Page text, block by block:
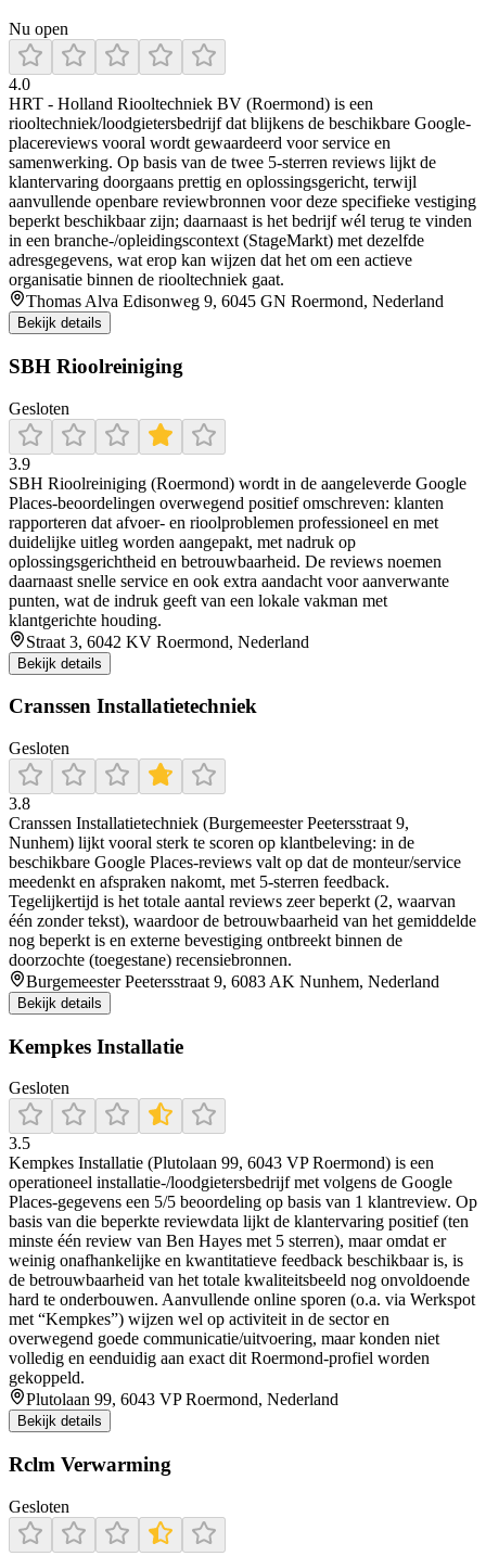
Nu open
4.0
HRT - Holland Riooltechniek BV (Roermond) is een
riooltechniek/loodgietersbedrijf dat blijkens de beschikbare Google-
placereviews vooral wordt gewaardeerd voor service en
samenwerking. Op basis van de twee 5-sterren reviews lijkt de
klantervaring doorgaans prettig en oplossingsgericht, terwijl
aanvullende openbare reviewbronnen voor deze specifieke vestiging
beperkt beschikbaar zijn; daarnaast is het bedrijf wél terug te vinden
in een branche-/opleidingscontext (StageMarkt) met dezelfde
adresgegevens, wat erop kan wijzen dat het om een actieve
organisatie binnen de riooltechniek gaat.
Thomas Alva Edisonweg 9, 6045 GN Roermond, Nederland
Bekijk details
SBH Rioolreiniging
Gesloten
3.9
SBH Rioolreiniging (Roermond) wordt in de aangeleverde Google
Places-beoordelingen overwegend positief omschreven: klanten
rapporteren dat afvoer- en rioolproblemen professioneel en met
duidelijke uitleg worden aangepakt, met nadruk op
oplossingsgerichtheid en betrouwbaarheid. De reviews noemen
daarnaast snelle service en ook extra aandacht voor aanverwante
punten, wat de indruk geeft van een lokale vakman met
klantgerichte houding.
Straat 3, 6042 KV Roermond, Nederland
Bekijk details
Cranssen Installatietechniek
Gesloten
3.8
Cranssen Installatietechniek (Burgemeester Peetersstraat 9,
Nunhem) lijkt vooral sterk te scoren op klantbeleving: in de
beschikbare Google Places-reviews valt op dat de monteur/service
meedenkt en afspraken nakomt, met 5-sterren feedback.
Tegelijkertijd is het totale aantal reviews zeer beperkt (2, waarvan
één zonder tekst), waardoor de betrouwbaarheid van het gemiddelde
nog beperkt is en externe bevestiging ontbreekt binnen de
doorzochte (toegestane) recensiebronnen.
Burgemeester Peetersstraat 9, 6083 AK Nunhem, Nederland
Bekijk details
Kempkes Installatie
Gesloten
3.5
Kempkes Installatie (Plutolaan 99, 6043 VP Roermond) is een
operationeel installatie-/loodgietersbedrijf met volgens de Google
Places-gegevens een 5/5 beoordeling op basis van 1 klantreview. Op
basis van die beperkte reviewdata lijkt de klantervaring positief (ten
minste één review van Ben Hayes met 5 sterren), maar omdat er
weinig onafhankelijke en kwantitatieve feedback beschikbaar is, is
de betrouwbaarheid van het totale kwaliteitsbeeld nog onvoldoende
hard te onderbouwen. Aanvullende online sporen (o.a. via Werkspot
met “Kempkes”) wijzen wel op activiteit in de sector en
overwegend goede communicatie/uitvoering, maar konden niet
volledig en eenduidig aan exact dit Roermond-profiel worden
gekoppeld.
Plutolaan 99, 6043 VP Roermond, Nederland
Bekijk details
Rclm Verwarming
Gesloten